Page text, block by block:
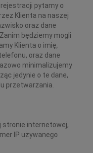
pytamy o
Klienta na naszej
oraz dane
będziemy mogli
Klienta o imię,
oraz dane
minimalizujemy
jedynie o te dane,
przetwarzania.
stronie internetowej,
IP używanego